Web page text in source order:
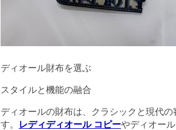
ディオール財布を選ぶ
スタイルと機能の融合
ディオールの財布は、クラシックと現代
す。
レディディオール コピーやディオー